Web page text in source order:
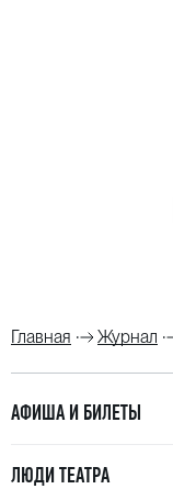
Главная Журнал
АФИША И БИЛЕТЫ
ЛЮДИ ТЕАТРА